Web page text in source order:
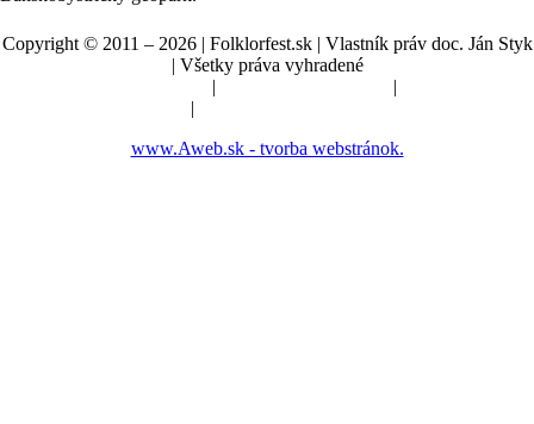
Copyright © 2011 – 2026 | Folklorfest.sk | Vlastník práv doc. Ján Styk
| Všetky práva vyhradené
| |
|
www.Aweb.sk - tvorba webstránok.